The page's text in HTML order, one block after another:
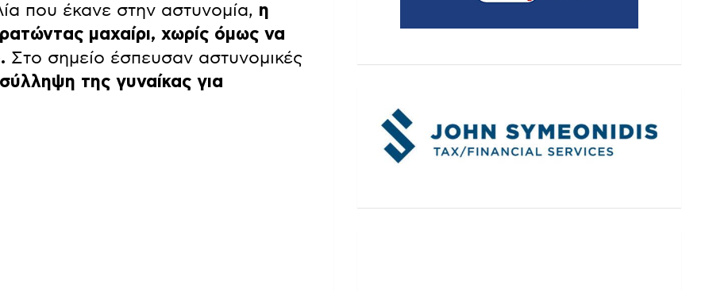
που έκανε στην αστυνομία, η
μαχαίρι, χωρίς όμως να
Στο σημείο έσπευσαν αστυνομικές
σύλληψη της γυναίκας για